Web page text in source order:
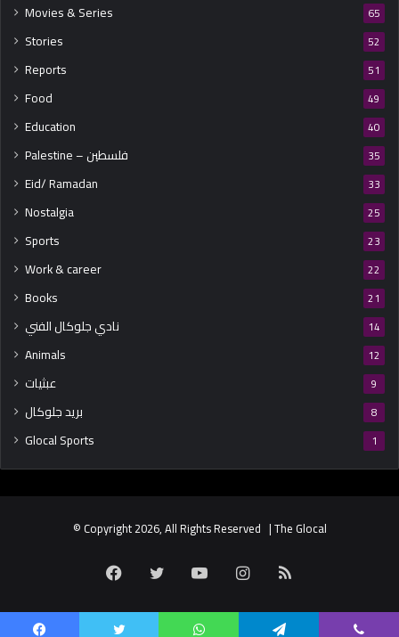
Movies & Series 65
Stories 52
Reports 51
Food 49
Education 40
Palestine – فلسطين 35
Eid/ Ramadan 33
Nostalgia 25
Sports 23
Work & career 22
Books 21
نادي جلوكال الفني 14
Animals 12
عبثيات 9
بريد جلوكال 8
Glocal Sports 1
© Copyright 2026, All Rights Reserved | The Glocal
Facebook Twitter YouTubeInstagram